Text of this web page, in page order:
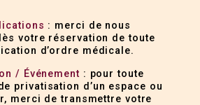
: merci de nous
votre réservation de toute
d’ordre médicale.
/ Événement : pour toute
privatisation d’un espace ou
merci de transmettre votre